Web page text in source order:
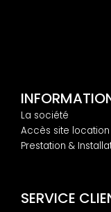
La société
Accès site location
Prestation &
SERVICE